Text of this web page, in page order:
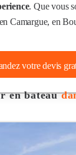
. Que vous
Camargue, en
votre devis
en bateau